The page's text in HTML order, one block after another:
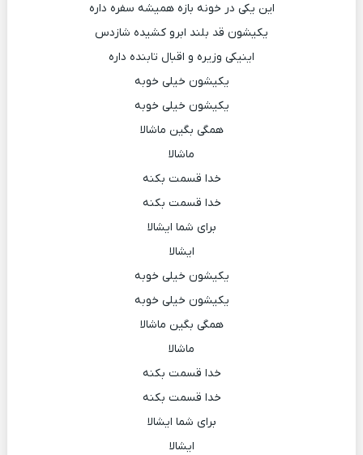
این یکی در خونه بازه همیشه سفره داره
یکیشون قد بلند ابرو کشیده شازدس
اینیکی وزیره و اقبال تابنده داره
یکیشون خیلی خوبه
یکیشون خیلی خوبه
همگی بگین ماشالا
ماشالا
خدا قسمت بکنه
خدا قسمت بکنه
برای شما ایشالا
ایشالا
یکیشون خیلی خوبه
یکیشون خیلی خوبه
همگی بگین ماشالا
ماشالا
خدا قسمت بکنه
خدا قسمت بکنه
برای شما ایشالا
ایشالا